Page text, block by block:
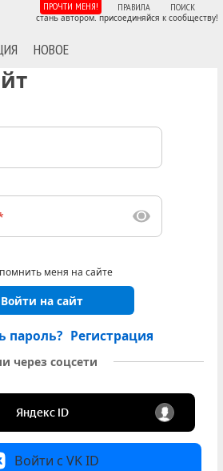
НОВОЕ
ПРОЧТИ МЕНЯ! ПРАВИЛА ПОИСК
стань автором. присоединяйся к сообществу!
меня на сайте
Войти на сайт
пароль? Регистрация
через соцсети
Войти с VK ID